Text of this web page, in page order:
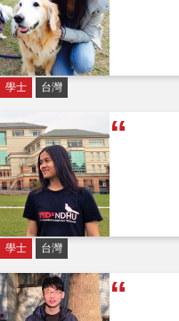
學士 台灣
學士 台灣